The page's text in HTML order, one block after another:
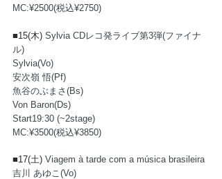
MC:¥2500(税込¥2750)
■15(木) Sylvia CDレコ発ライブ第3弾(ファイナ
ル)
Sylvia(Vo)
安次嶺 悟(Pf)
魚谷のぶまさ(Bs)
Von Baron(Ds)
Start19:30 (~2stage)
MC:¥3500(税込¥3850)
■17(土) Viagem à tarde com a música brasileira
吉川 あゆこ(Vo)